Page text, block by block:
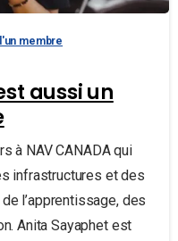
membre
aussi un
à NAV CANADA qui
infrastructures et des
l’apprentissage, des
Anita Sayaphet est